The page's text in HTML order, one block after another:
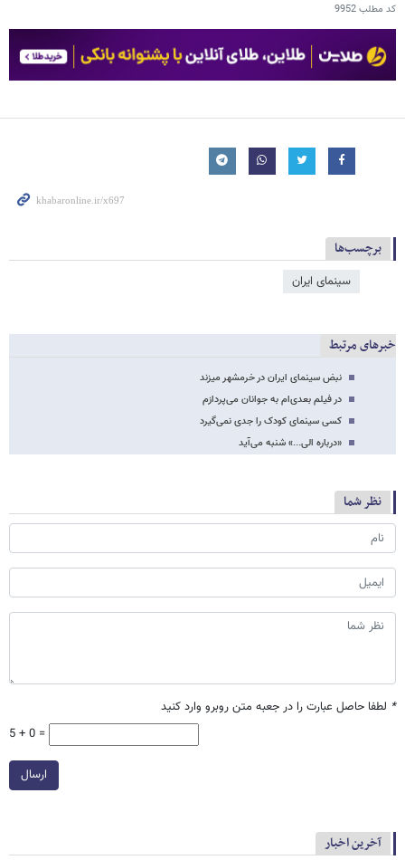
کد مطلب9952
برچسب‌ها
سینمای ایران
خبرهای مرتبط
نبض سینمای ایران در خرمشهر می​زند
در فیلم بعدی‌ام به جوانان می‌پردازم
کسی سینمای کودک را جدی نمی‌گیرد
«درباره الی...» شنبه می‌آید
نظر شما
* لطفا حاصل عبارت را در جعبه متن روبرو وارد کنید
5 + 0 =
ارسال
آخرین اخبار